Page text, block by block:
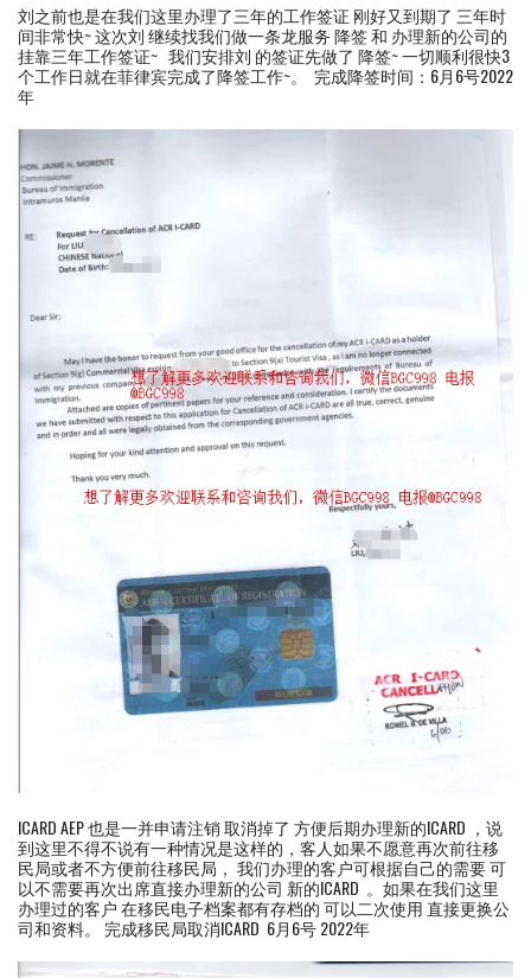
刘之前也是在我们这里办理了三年的工作签证 刚好又到期了 三年时
间非常快~ 这次刘 继续找我们做一条龙服务 降签 和 办理新的公司的
挂靠三年工作签证~ 我们安排刘 的签证先做了 降签~ 一切顺利很快3
个工作日就在菲律宾完成了降签工作~。 完成降签时间：6月6号2022
年
ICARD AEP 也是一并申请注销 取消掉了 方便后期办理新的ICARD ，说
到这里不得不说有一种情况是这样的，客人如果不愿意再次前往移
民局或者不方便前往移民局， 我们办理的客户可根据自己的需要 可
以不需要再次出席直接办理新的公司 新的ICARD 。如果在我们这里
办理过的客户 在移民电子档案都有存档的 可以二次使用 直接更换公
司和资料。 完成移民局取消ICARD 6月6号 2022年